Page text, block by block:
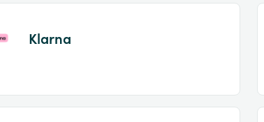
Klarna